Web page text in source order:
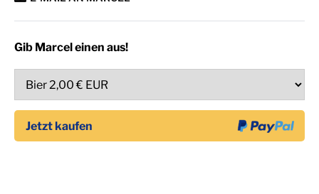
Gib Marcel einen aus!